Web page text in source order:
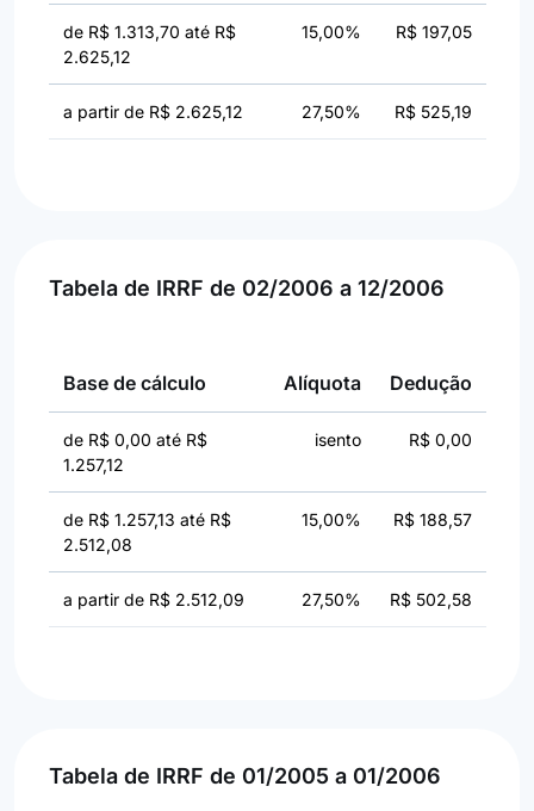
de R$ 1.313,70 até R$
2.625,12
15,00% R$ 197,05
a partir de R$ 2.625,12 27,50% R$ 525,19
Tabela de IRRF de 02/2006 a 12/2006
Base de cálculo Alíquota Dedução
de R$ 0,00 até R$
1.257,12
isento R$ 0,00
de R$ 1.257,13 até R$
2.512,08
15,00% R$ 188,57
a partir de R$ 2.512,09 27,50% R$ 502,58
Tabela de IRRF de 01/2005 a 01/2006